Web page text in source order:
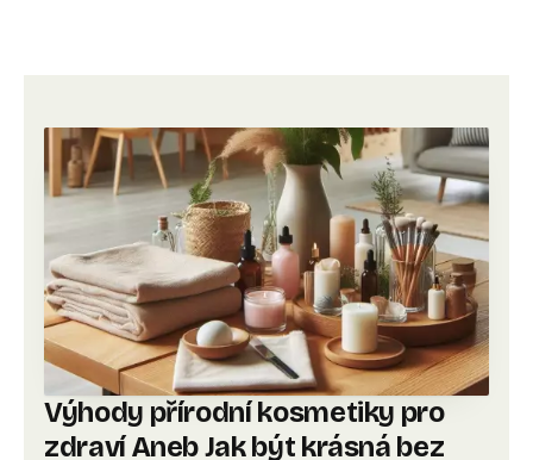
Výhody přírodní kosmetiky pro
zdraví Aneb Jak být krásná bez